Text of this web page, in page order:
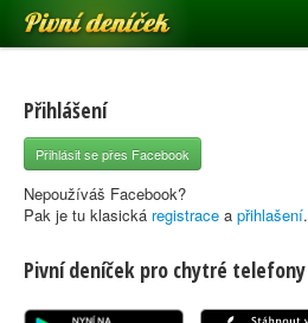
Pivní deníček
Pivní mapa
Pivní značky
Nápověda
Přihlášení
Přihlásit se přes Facebook
Nepoužíváš Facebook?
Pak je tu klasická registrace a přihlašení.
Pivní deníček pro chytré telefony